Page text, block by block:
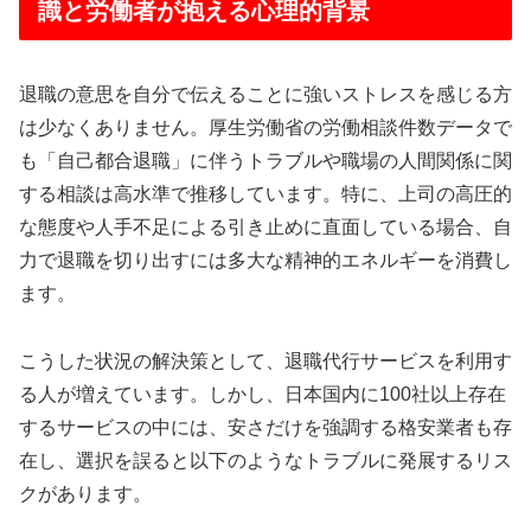
識と労働者が抱える心理的背景
退職の意思を自分で伝えることに強いストレスを感じる方
は少なくありません。厚生労働省の労働相談件数データで
も「自己都合退職」に伴うトラブルや職場の人間関係に関
する相談は高水準で推移しています。特に、上司の高圧的
な態度や人手不足による引き止めに直面している場合、自
力で退職を切り出すには多大な精神的エネルギーを消費し
ます。
こうした状況の解決策として、退職代行サービスを利用す
る人が増えています。しかし、日本国内に100社以上存在
するサービスの中には、安さだけを強調する格安業者も存
在し、選択を誤ると以下のようなトラブルに発展するリス
クがあります。